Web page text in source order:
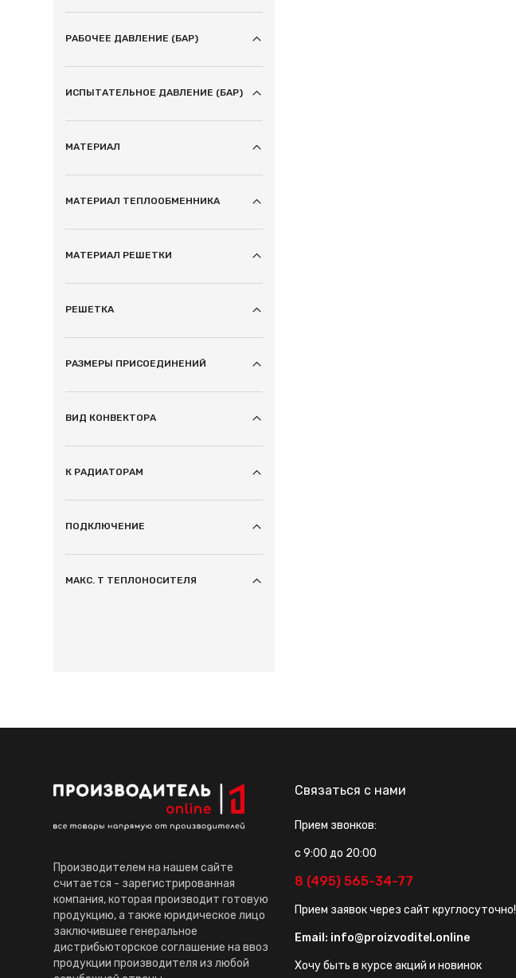
РАБОЧЕЕ ДАВЛЕНИЕ (БАР)
ИСПЫТАТЕЛЬНОЕ ДАВЛЕНИЕ (БАР)
МАТЕРИАЛ
МАТЕРИАЛ ТЕПЛООБМЕННИКА
МАТЕРИАЛ РЕШЕТКИ
РЕШЕТКА
РАЗМЕРЫ ПРИСОЕДИНЕНИЙ
ВИД КОНВЕКТОРА
К РАДИАТОРАМ
ПОДКЛЮЧЕНИЕ
МАКС. T ТЕПЛОНОСИТЕЛЯ
Производителем на нашем сайте
считается - зарегистрированная
компания, которая производит готовую
продукцию, а также юридическое лицо
заключившее генеральное
дистрибьюторское соглашение на ввоз
продукции производителя из любой
Связаться с нами
Прием звонков:
с 9:00 до 20:00
8 (495) 565-34-77
Прием заявок через сайт круглосуточно!
Email: info@proizvoditel.online
Хочу быть в курсе акций и новинок